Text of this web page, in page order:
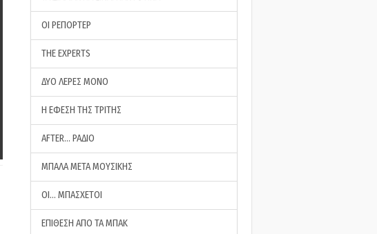
ΟΙ ΡΕΠΟΡΤΕΡ
THE EXPERTS
ΔΥΟ ΛΕΡΕΣ ΜΟΝΟ
Η ΕΦΕΣΗ ΤΗΣ ΤΡΙΤΗΣ
AFTER… ΡΑΔΙΟ
ΜΠΑΛΑ ΜΕΤΑ ΜΟΥΣΙΚΗΣ
ΟΙ… ΜΠΑΣΧΕΤΟΙ
ΕΠΙΘΕΣΗ ΑΠΟ ΤΑ ΜΠΑΚ